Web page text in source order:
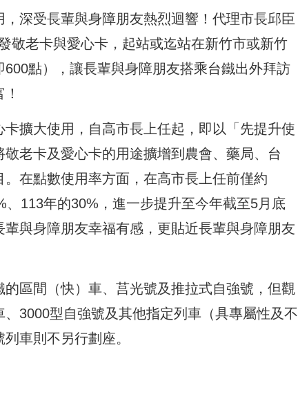
深受長輩與身障朋友熱烈迴響！代理市長邱臣
敬老卡與愛心卡，起站或迄站在新竹市或新竹
點），讓長輩與身障朋友搭乘台鐵出外拜訪
擴大使用，自高市長上任起，即以「先提升使
老卡及愛心卡的用途擴增到農會、藥局、台
在點數使用率方面，在高市長上任前僅約
113年的30%，進一步提升至今年截至5月底
與身障朋友幸福有感，更貼近長輩與身障朋友
區間（快）車、莒光號及推拉式自強號，但觀
3000型自強號及其他指定列車（具專屬性及不
車則不另行劃座。